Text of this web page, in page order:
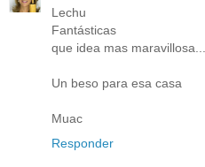
Lechu
Fantásticas
que idea mas maravillosa...
Un beso para esa casa
Muac
Responder